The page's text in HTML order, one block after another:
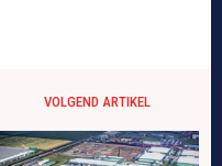
VOLGEND ARTIKEL